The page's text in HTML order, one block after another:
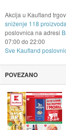
Akcija u Kaufland
sniženje 118
poslovnica na adresi
07:00 do 22:00
Sve Kaufland
POVEZANO